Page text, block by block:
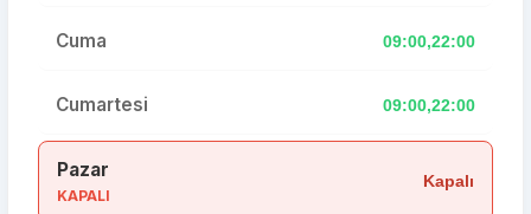
Cuma 09:00,22:00
Cumartesi 09:00,22:00
Pazar
KAPALI
Kapalı